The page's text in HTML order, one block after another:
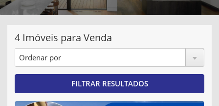
4 Imóveis para Venda
FILTRAR RESULTADOS